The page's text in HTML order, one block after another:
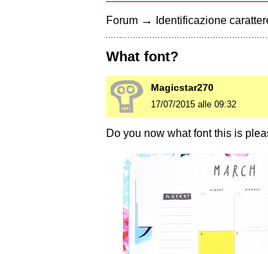
Forum → Identificazione
What font?
Magicstar270
17/07/2015 alle 09:32
Do you now what font this is